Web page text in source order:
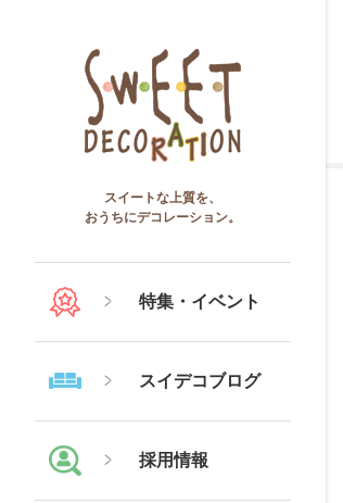
スイートな上質を、
おうちにデコレーション。
特集・イベント
スイデコブログ
採用情報